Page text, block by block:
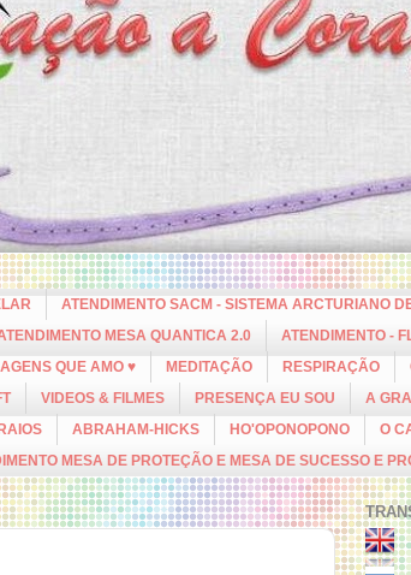
ATENDIMENTO SACM - SISTEMA ARCTURIANO
MESA QUANTICA 2.0
ATENDIMENTO -
QUE AMO ♥ MEDITAÇÃO RESPIRAÇÃO
VIDEOS & FILMES PRESENÇA EU SOU
A
ABRAHAM-HICKS HO'OPONOPONO O
MESA DE PROTEÇÃO E MESA DE SUCESSO E